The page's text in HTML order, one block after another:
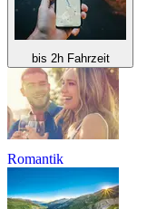
bis 2h Fahrzeit
Romantik